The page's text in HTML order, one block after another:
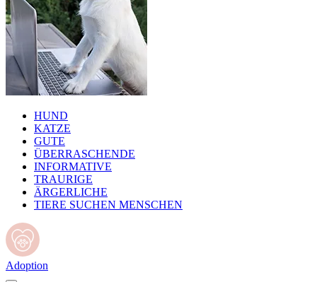
HUND
KATZE
GUTE
ÜBERRASCHENDE
INFORMATIVE
TRAURIGE
ÄRGERLICHE
TIERE SUCHEN MENSCHEN
Adoption